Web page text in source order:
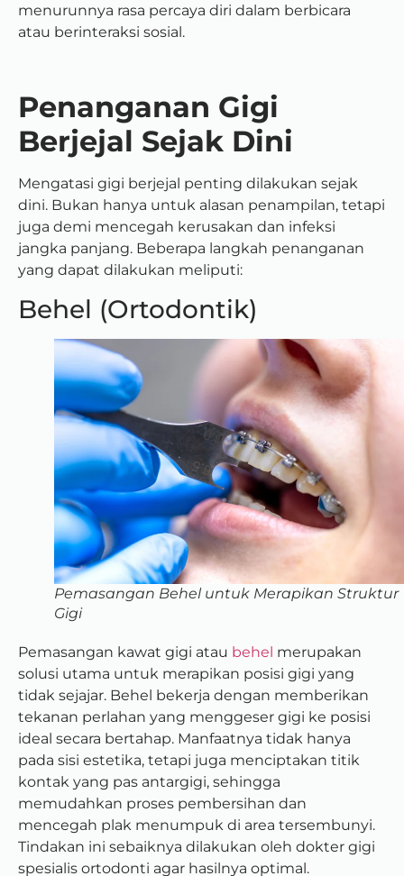
menurunnya rasa percaya diri dalam berbicara
atau berinteraksi sosial.
Penanganan Gigi
Berjejal Sejak Dini
Mengatasi gigi berjejal penting dilakukan sejak
dini. Bukan hanya untuk alasan penampilan, tetapi
juga demi mencegah kerusakan dan infeksi
jangka panjang. Beberapa langkah penanganan
yang dapat dilakukan meliputi:
Behel (Ortodontik)
Pemasangan Behel untuk Merapikan Struktur
Gigi
Pemasangan kawat gigi atau behel merupakan
solusi utama untuk merapikan posisi gigi yang
tidak sejajar. Behel bekerja dengan memberikan
tekanan perlahan yang menggeser gigi ke posisi
ideal secara bertahap. Manfaatnya tidak hanya
pada sisi estetika, tetapi juga menciptakan titik
kontak yang pas antargigi, sehingga
memudahkan proses pembersihan dan
mencegah plak menumpuk di area tersembunyi.
Tindakan ini sebaiknya dilakukan oleh dokter gigi
spesialis ortodonti agar hasilnya optimal.